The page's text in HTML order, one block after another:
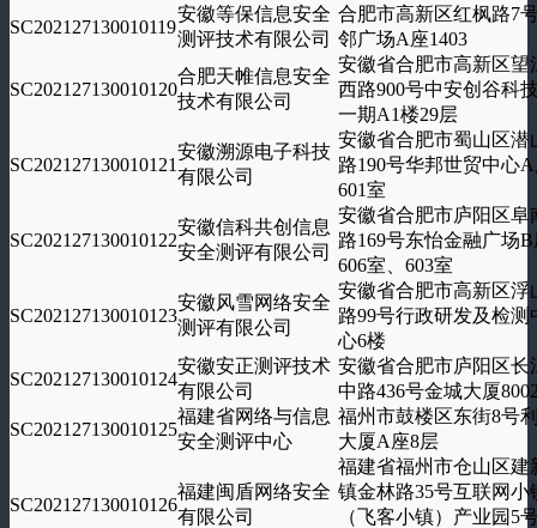
SC202127130010119
安徽等保信息安全
测评技术有限公司
合肥市高新区红枫路7
邻广场A座1403
SC202127130010120
合肥天帷信息安全
技术有限公司
安徽省合肥市高新区望
西路900号中安创谷科
一期A1楼29层
SC202127130010121
安徽溯源电子科技
有限公司
安徽省合肥市蜀山区潜
路190号华邦世贸中心
601室
SC202127130010122
安徽信科共创信息
安全测评有限公司
安徽省合肥市庐阳区阜
路169号东怡金融广场
606室、603室
SC202127130010123
安徽风雪网络安全
测评有限公司
安徽省合肥市高新区浮
路99号行政研发及检测
心6楼
SC202127130010124
安徽安正测评技术
有限公司
安徽省合肥市庐阳区长
中路436号金城大厦
SC202127130010125
福建省网络与信息
安全测评中心
福州市鼓楼区东街8号
大厦A座8层
SC202127130010126
福建闽盾网络安全
有限公司
福建省福州市仓山区建
镇金林路35号互联网小
（飞客小镇）产业园5